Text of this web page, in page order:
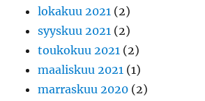
lokakuu 2021 (2)
syyskuu 2021 (2)
toukokuu 2021 (2)
maaliskuu 2021 (1)
marraskuu 2020 (2)